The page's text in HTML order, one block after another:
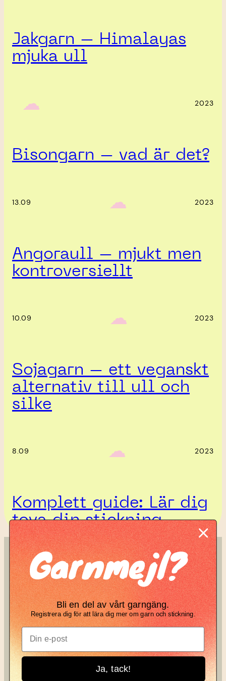
Jakgarn – Himalayas
mjuka ull
‎ ‎‎ ☁︎‎‎ 2023
Bisongarn – vad är det?
13.09 ‎ ‎‎ ☁︎‎‎ 2023
Angoraull – mjukt men
kontroversiellt
10.09 ‎ ‎‎ ☁︎‎‎ 2023
Sojagarn – ett veganskt
alternativ till ull och
silke
8.09 ‎ ‎‎ ☁︎‎‎ 2023
Komplett guide: Lär dig
tova din stickning
SÖK
Search
KNIT KNOT
Manifesto
Garnbrev
Garnmejl?
Bli en del av vårt garngäng.
Registrera dig för att lära dig mer om garn och stickning.
Ja, tack!